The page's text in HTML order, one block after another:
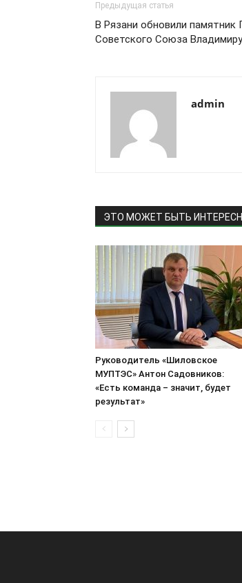
Предыдущая статья
В Рязани обновили памятник
Советского Союза
admin
ЭТО МОЖЕТ БЫТЬ
Руководитель «Шиловское
МУПТЭС» Антон Садовников:
«Есть команда – значит, будет
результат»